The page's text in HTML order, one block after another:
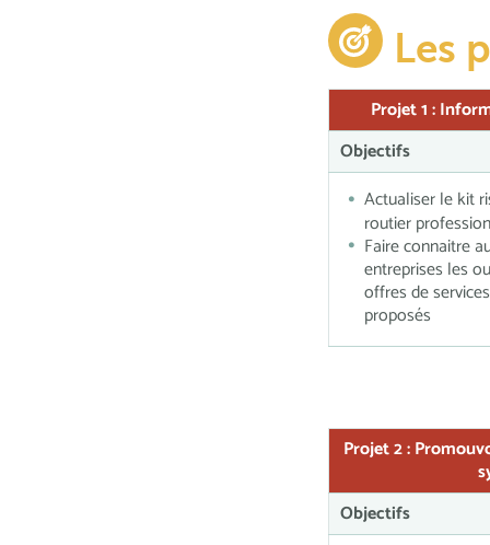
Les
Projet 1 :
Objectifs
Actualiser le kit
routier
Faire connaitre
entreprises les
offres de services
proposés
Projet 2 :
Objectifs